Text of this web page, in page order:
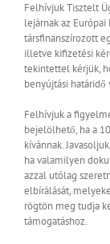
Felhívjuk Tisztelt
lejárnak az
társfinanszírozott
illetve kifizetési
tekintettel kérjük,
benyújtási
Felhívjuk a
bejelölhető, ha a
kívánnak.
ha valamilyen
azzal utólag
elbírálását,
rögtön meg tudja
támogatáshoz.